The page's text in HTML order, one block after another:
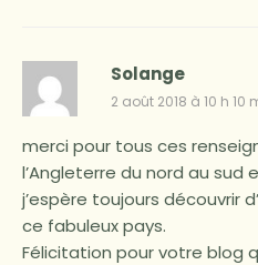
Solange
2 août 2018 à 10 h 10
merci pour tous ces
l’Angleterre du nord au sud
j’espère toujours découvrir
ce fabuleux pays.
Félicitation pour votre blog